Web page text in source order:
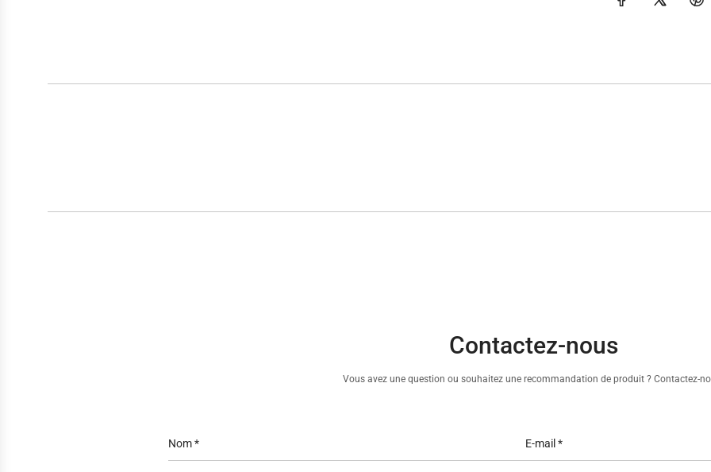
Contactez-nous
Vous avez une question ou souhaitez une recommandation de produit ? Contactez-